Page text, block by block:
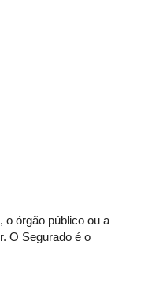
o órgão público ou a
O Segurado é o